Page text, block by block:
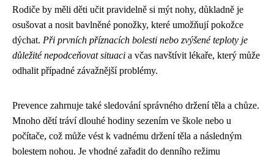
Rodiče by měli děti učit pravidelně si mýt nohy, důkladně je
osušovat a nosit bavlněné ponožky, které umožňují pokožce
dýchat. Při prvních příznacích bolesti nebo zvýšené teploty je
důležité nepodceňovat situaci a včas navštívit lékaře, který může
odhalit případné závažnější problémy.
Prevence zahrnuje také sledování správného držení těla a chůze.
Mnoho dětí tráví dlouhé hodiny sezením ve škole nebo u
počítače, což může vést k vadnému držení těla a následným
bolestem nohou. Je vhodné zařadit do denního režimu